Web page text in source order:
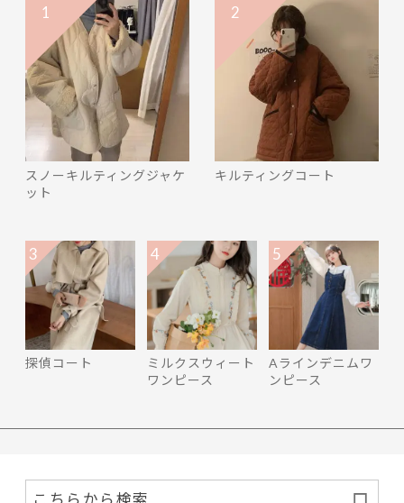
スノーキルティングジャケ
ット
1
キルティングコート
2
探偵コート
3
ミルクスウィート
ワンピース
4
Aラインデニムワ
ンピース
5